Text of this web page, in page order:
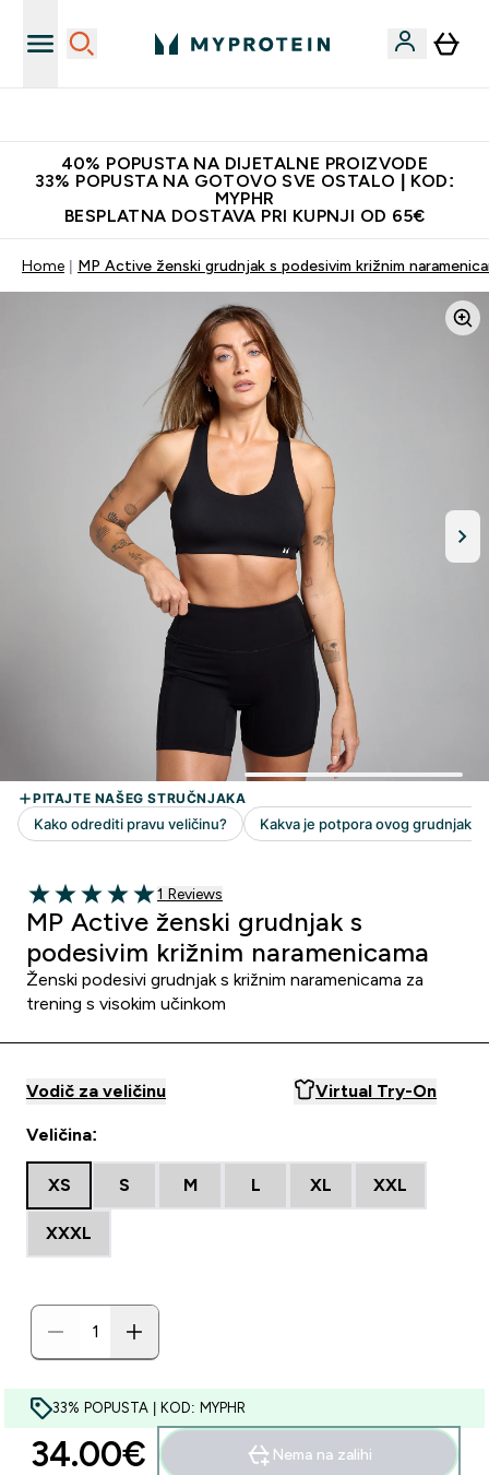
40% POPUSTA NA DIJETALNE PROIZVODE
33% POPUSTA NA GOTOVO SVE OSTALO | KOD:
MYPHR
BESPLATNA DOSTAVA PRI KUPNJI OD 65€
Home MP Active ženski grudnjak s podesivim križnim
5 out of 5 stars
1 customer reviews
1 Reviews
MP Active ženski grudnjak s
podesivim križnim naramenicama
Ženski podesivi grudnjak s križnim naramenicama za
trening s visokim učinkom
Vodič za veličinu Virtual Try-On
Veličina:
XS S M L XL XXL
XXXL
33% POPUSTA | KOD: MYPHR
34.00€‎ Nema na zalihi